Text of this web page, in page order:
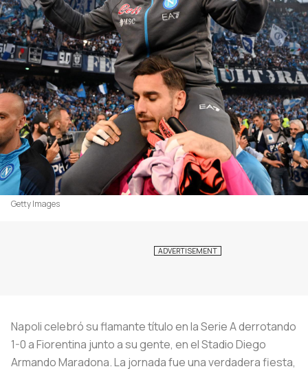
Getty Images
Napoli celebró su flamante título en la Serie A derrotando
1-0 a Fiorentina junto a su gente, en el Stadio Diego
Armando Maradona. La jornada fue una verdadera fiesta,